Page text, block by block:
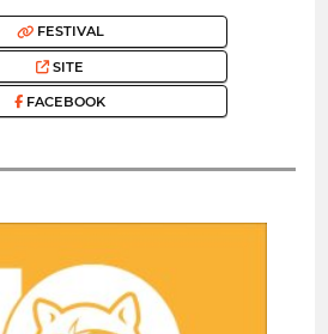
FESTIVAL
SITE
FACEBOOK